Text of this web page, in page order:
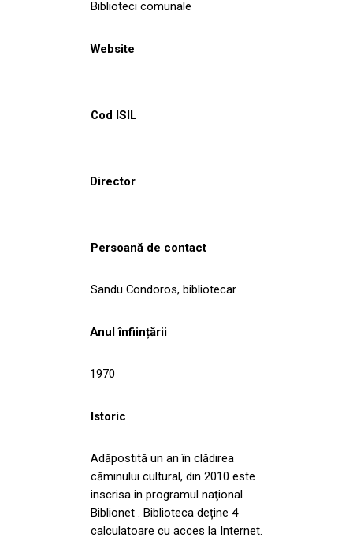
Biblioteci comunale
Website
Cod ISIL
Director
Persoană de contact
Sandu Condoros, bibliotecar
Anul înființării
1970
Istoric
Adăpostită un an în clădirea
căminului cultural, din 2010 este
inscrisa in programul naţional
Biblionet . Biblioteca deține 4
calculatoare cu acces la Internet.